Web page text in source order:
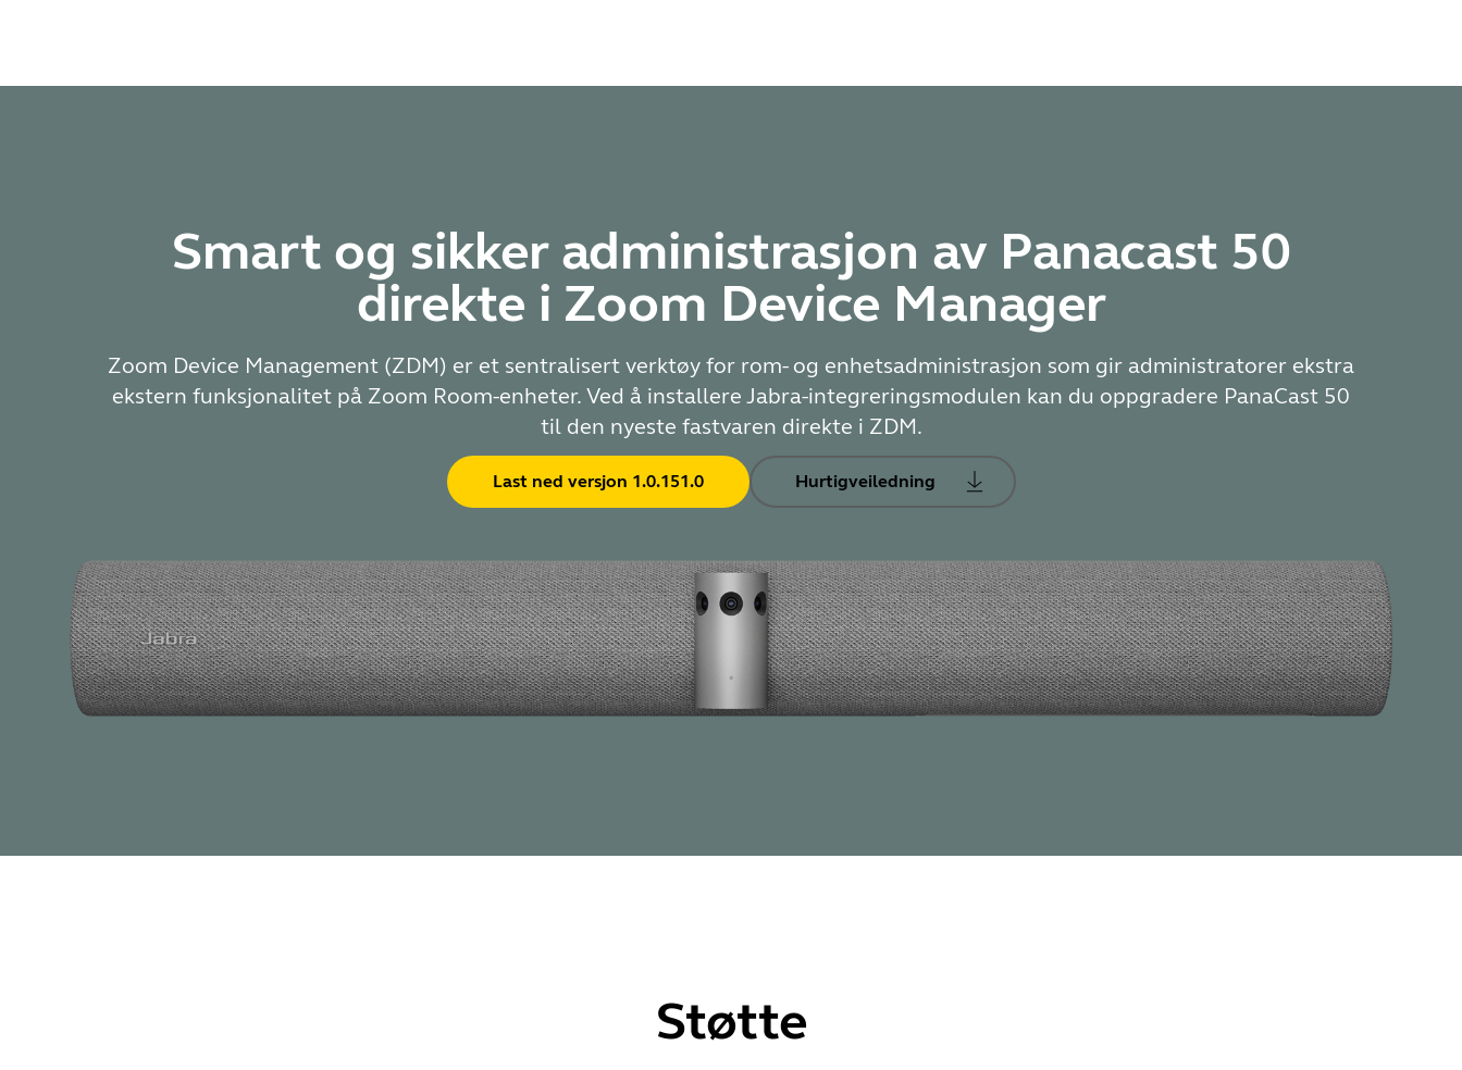
Smart og sikker administrasjon av Panacast 50
direkte i Zoom Device Manager
Zoom Device Management (ZDM) er et sentralisert verktøy for rom- og enhetsadministrasjon som gir administratorer ekstra
ekstern funksjonalitet på Zoom Room-enheter. Ved å installere Jabra-integreringsmodulen kan du oppgradere PanaCast 50
til den nyeste fastvaren direkte i ZDM.
Last ned versjon 1.0.151.0 Hurtigveiledning
Støtte